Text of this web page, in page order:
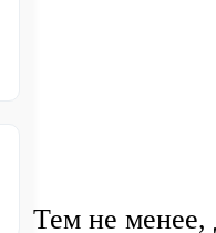
Тем не менее,